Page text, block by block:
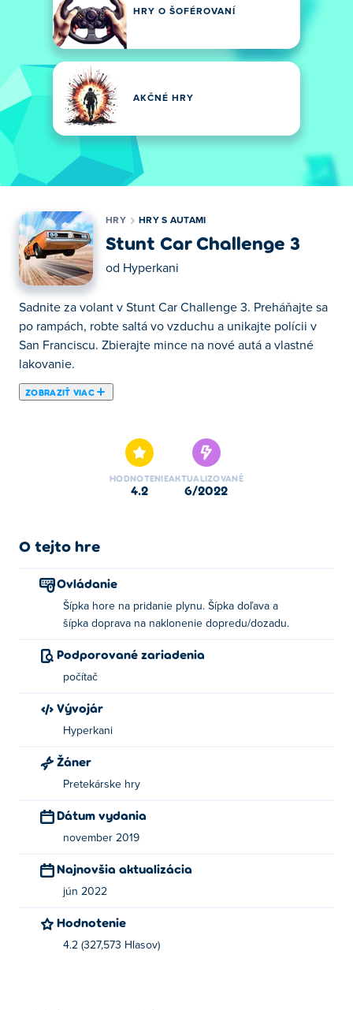
HRY O ŠOFÉROVANÍ
AKČNÉ HRY
HRY HRY S AUTAMI
Stunt Car Challenge 3
od Hyperkani
Sadnite za volant v Stunt Car Challenge 3. Preháňajte sa
po rampách, robte saltá vo vzduchu a unikajte polícii v
San Franciscu. Zbierajte mince na nové autá a vlastné
lakovanie.
ZOBRAZIŤ VIAC
HODNOTENIE
4.2
AKTUALIZOVANÉ
6/2022
O tejto hre
Ovládanie
Šípka hore na pridanie plynu. Šípka doľava a
šípka doprava na naklonenie dopredu/dozadu.
Podporované zariadenia
počítač
Vývojár
Hyperkani
Žáner
Pretekárske hry
Dátum vydania
november 2019
Najnovšia aktualizácia
jún 2022
Hodnotenie
4.2 (327,573 Hlasov)